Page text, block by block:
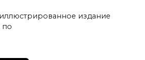
издание
по